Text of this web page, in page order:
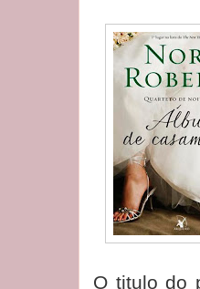
O titulo do